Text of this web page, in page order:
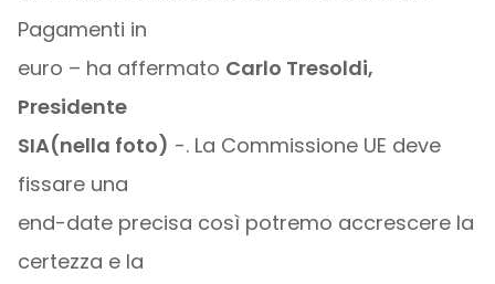
Pagamenti in
euro – ha affermato Carlo Tresoldi,
Presidente
SIA(nella foto) -. La Commissione UE deve
fissare una
end-date precisa così potremo accrescere la
certezza e la